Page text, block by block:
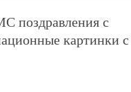
поздравления с
картинки с